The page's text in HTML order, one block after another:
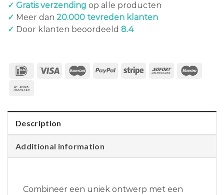
✓ Gratis verzending op alle producten
✓ Meer dan 20.000 tevreden klanten
✓ Door klanten beoordeeld 8.4
Description
Additional information
Combineer een uniek ontwerp met een